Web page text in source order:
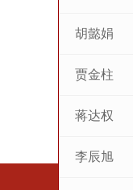
胡懿娟
贾金柱
蒋达权
李辰旭